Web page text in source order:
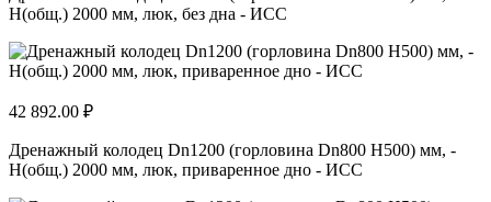
H(общ.) 2000 мм, люк, без дна - ИСС
42 892.00 ₽
Дренажный колодец Dn1200 (горловина Dn800 H500) мм, -
H(общ.) 2000 мм, люк, приваренное дно - ИСС